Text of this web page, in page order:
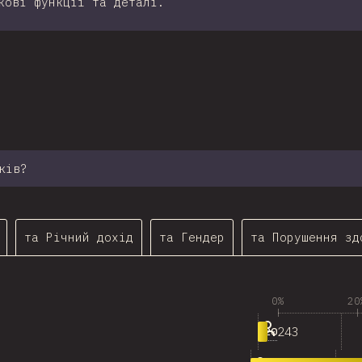
на секцію
та Річний дохід та Гендер та Порушення
0%
<20243